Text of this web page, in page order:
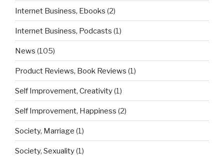
Internet Business, Ebooks (2)
Internet Business, Podcasts (1)
News (105)
Product Reviews, Book Reviews (1)
Self Improvement, Creativity(1)
Self Improvement, Happiness (2)
Society, Marriage (1)
Society, Sexuality(1)